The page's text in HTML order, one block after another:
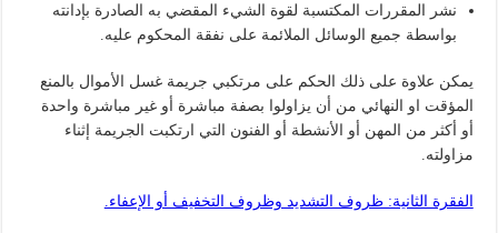
نشر المقررات المكتسبة لقوة الشيء المقضي به الصادرة بإدانته
بواسطة جميع الوسائل الملائمة على نفقة المحكوم عليه.
يمكن علاوة على ذلك الحكم على مرتكبي جريمة غسل الأموال بالمنع
المؤقت او النهائي من أن يزاولوا بصفة مباشرة أو غير مباشرة واحدة
أو أكثر من المهن أو الأنشطة أو الفنون التي ارتكبت الجريمة إثناء
مزاولته.
الفقرة الثانية: ظروف التشديد وظروف التخفيف أو الإعفاء.